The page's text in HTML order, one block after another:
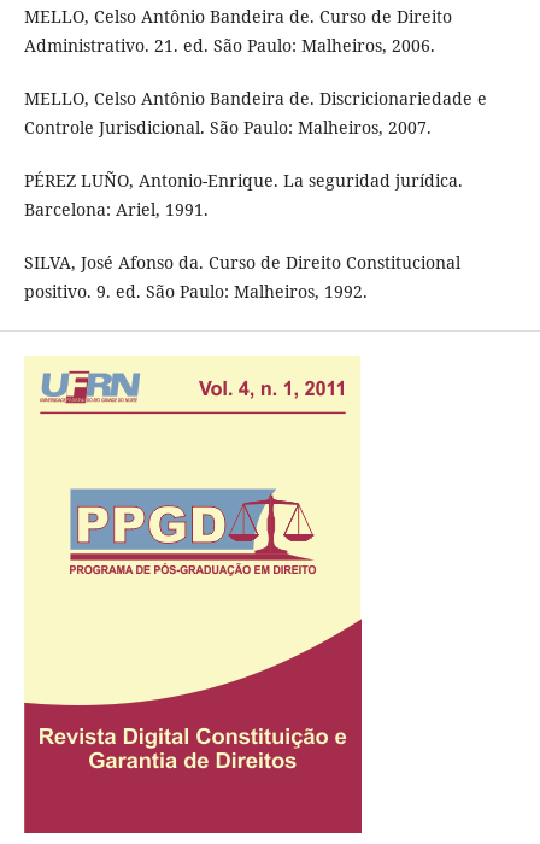
MELLO, Celso Antônio Bandeira de. Curso de Direito
Administrativo. 21. ed. São Paulo: Malheiros, 2006.
MELLO, Celso Antônio Bandeira de. Discricionariedade e
Controle Jurisdicional. São Paulo: Malheiros, 2007.
PÉREZ LUÑO, Antonio-Enrique. La seguridad jurídica.
Barcelona: Ariel, 1991.
SILVA, José Afonso da. Curso de Direito Constitucional
positivo. 9. ed. São Paulo: Malheiros, 1992.